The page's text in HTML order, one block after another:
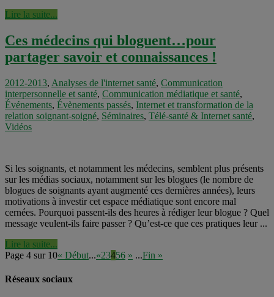
Lire la suite...
Ces médecins qui bloguent…pour
partager savoir et connaissances !
2012-2013, Analyses de l'internet santé, Communication
interpersonnelle et santé, Communication médiatique et santé,
Événements, Évènements passés, Internet et transformation de la
relation soignant-soigné, Séminaires, Télé-santé & Internet santé,
Vidéos
Si les soignants, et notamment les médecins, semblent plus présents
sur les médias sociaux, notamment sur les blogues (le nombre de
blogues de soignants ayant augmenté ces dernières années), leurs
motivations à investir cet espace médiatique sont encore mal
cernées. Pourquoi passent-ils des heures à rédiger leur blogue ? Quel
message veulent-ils faire passer ? Qu’est-ce que ces pratiques leur ...
Lire la suite...
Page 4 sur 10« Début...«23456 » ...Fin »
Réseaux sociaux